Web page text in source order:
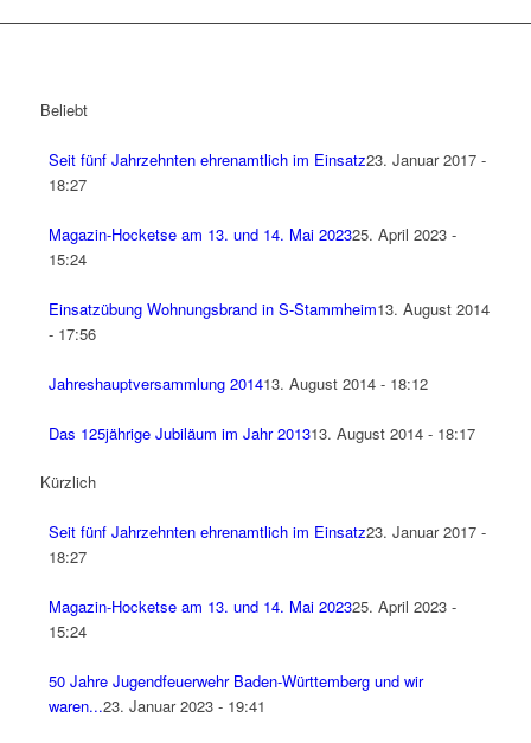
Beliebt
Seit fünf Jahrzehnten ehrenamtlich im Einsatz23. Januar 2017 -
18:27
Magazin-Hocketse am 13. und 14. Mai 202325. April 2023 -
15:24
Einsatzübung Wohnungsbrand in S-Stammheim13. August 2014
- 17:56
Jahreshauptversammlung 201413. August 2014 - 18:12
Das 125jährige Jubiläum im Jahr 201313. August 2014 - 18:17
Kürzlich
Seit fünf Jahrzehnten ehrenamtlich im Einsatz23. Januar 2017 -
18:27
Magazin-Hocketse am 13. und 14. Mai 202325. April 2023 -
15:24
50 Jahre Jugendfeuerwehr Baden-Württemberg und wir
waren...23. Januar 2023 - 19:41